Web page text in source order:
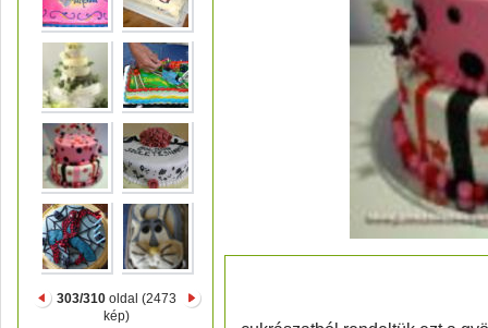
303/310 oldal (2473
kép)